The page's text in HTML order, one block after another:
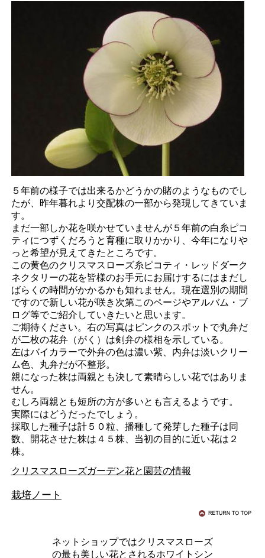
５年前の様子では出来るかどうかの賭のようなものでし
たが、昨年暮れより交配株の一部から発現してきていま
す。
まだ一部しか花を咲かせていませんが５年前の白糸ピコ
ティにつずくだろうと育種に取りかかり、今年になりや
っと希望が見えてきたところです。
この黄色のクリスマスローズ糸ピコティ・レッドダーク
ネクタリーの花を皆様のお手元にお届けするにはまだし
ばらくの時間がかかるかも知れません。現在選別の期間
ですので新しい花が咲き次第このページやアルバム・ブ
ログ等でご紹介していきたいと思います。
ご期待ください。右の写真はピンクのスポットで丸弁だ
が二枚の花弁（がく）は剣弁の様相を示している。
左はバイカラーで外弁の色は濃い紫、内弁は淡いクリー
ム色、丸弁だが不整形。
親になった株は両親とも決して素晴らしい花ではありま
せん。
むしろ両親とも短所の方が多いとも言えるようです。
実際にはどうだったでしょう。
採取した種子は計５０粒、播種して発芽した種子は同
数、開花させた株は４５株、当初の目的に近い花は２
株。
クリスマスローズガーデン花と園芸の情報
栽培ノート
ネットショップではクリスマスローズ
の最も美しい花とされるホワイトシン